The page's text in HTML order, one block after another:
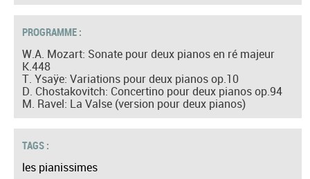
PROGRAMME :
W.A. Mozart: Sonate pour deux pianos en ré majeur
K.448
T. Ysaÿe: Variations pour deux pianos op.10
D. Chostakovitch: Concertino pour deux pianos op.94
M. Ravel: La Valse (version pour deux pianos)
TAGS :
les pianissimes